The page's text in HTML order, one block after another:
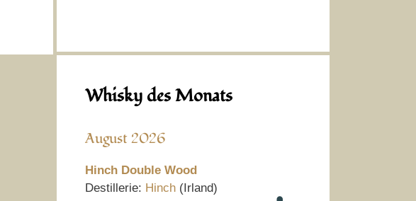
Whisky des Monats
August 2026
Hinch Double Wood
Destillerie: Hinch (Irland)